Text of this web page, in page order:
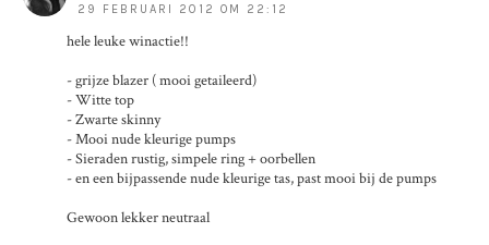
29 FEBRUARI 2012 OM 22:12
hele leuke winactie!!
- grijze blazer ( mooi getaileerd)
- Witte top
- Zwarte skinny
- Mooi nude kleurige pumps
- Sieraden rustig, simpele ring + oorbellen
- en een bijpassende nude kleurige tas, past mooi bij de pumps
Gewoon lekker neutraal